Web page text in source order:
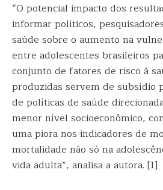
“O potencial impacto dos
informar políticos,
saúde sobre o aumento na
entre adolescentes brasileiros
conjunto de fatores de risco à
produzidas servem de subsídio
de políticas de saúde
menor nível socioeconômico,
uma piora nos indicadores de
mortalidade não só na
vida adulta”, analisa a autora. [1]